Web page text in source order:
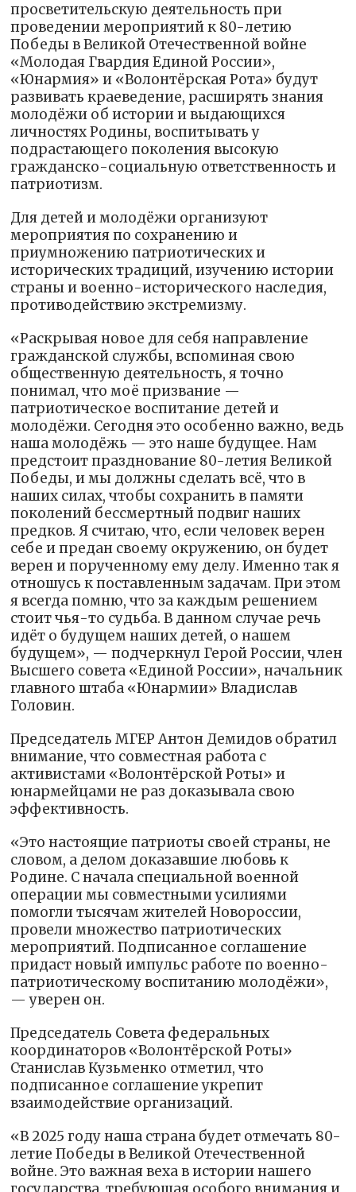
просветительскую деятельность при
проведении мероприятий к 80-летию
Победы в Великой Отечественной войне
«Молодая Гвардия Единой России»,
«Юнармия» и «Волонтёрская Рота» будут
развивать краеведение, расширять знания
молодёжи об истории и выдающихся
личностях Родины, воспитывать у
подрастающего поколения высокую
гражданско-социальную ответственность и
патриотизм.
Для детей и молодёжи организуют
мероприятия по сохранению и
приумножению патриотических и
исторических традиций, изучению истории
страны и военно-исторического наследия,
противодействию экстремизму.
«Раскрывая новое для себя направление
гражданской службы, вспоминая свою
общественную деятельность, я точно
понимал, что моё призвание —
патриотическое воспитание детей и
молодёжи. Сегодня это особенно важно, ведь
наша молодёжь — это наше будущее. Нам
предстоит празднование 80-летия Великой
Победы, и мы должны сделать всё, что в
наших силах, чтобы сохранить в памяти
поколений бессмертный подвиг наших
предков. Я считаю, что, если человек верен
себе и предан своему окружению, он будет
верен и порученному ему делу. Именно так я
отношусь к поставленным задачам. При этом
я всегда помню, что за каждым решением
стоит чья-то судьба. В данном случае речь
идёт о будущем наших детей, о нашем
будущем», — подчеркнул Герой России, член
Высшего совета «Единой России», начальник
главного штаба «Юнармии» Владислав
Головин.
Председатель МГЕР Антон Демидов обратил
внимание, что совместная работа с
активистами «Волонтёрской Роты» и
юнармейцами не раз доказывала свою
эффективность.
«Это настоящие патриоты своей страны, не
словом, а делом доказавшие любовь к
Родине. С начала специальной военной
операции мы совместными усилиями
помогли тысячам жителей Новороссии,
провели множество патриотических
мероприятий. Подписанное соглашение
придаст новый импульс работе по военно-
патриотическому воспитанию молодёжи»,
— уверен он.
Председатель Совета федеральных
координаторов «Волонтёрской Роты»
Станислав Кузьменко отметил, что
подписанное соглашение укрепит
взаимодействие организаций.
«В 2025 году наша страна будет отмечать 80-
летие Победы в Великой‌ Отечественной‌
войне. Это важная веха в истории нашего